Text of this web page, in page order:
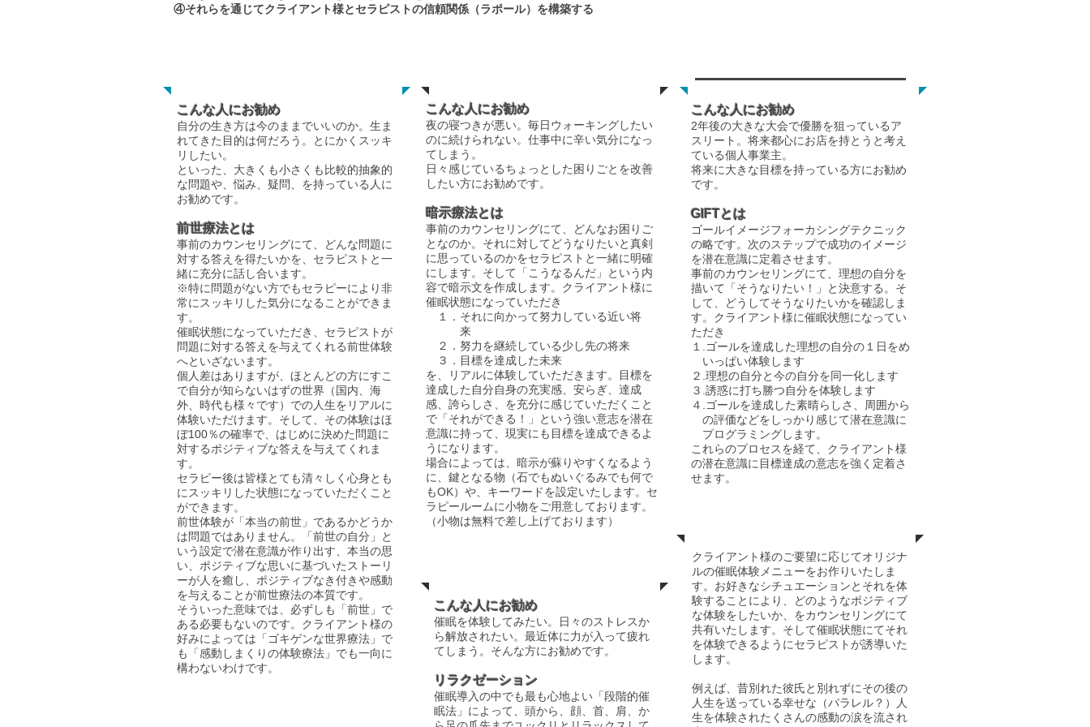
④それらを通じてクライアント様とセラピストの信頼関係（ラポール）を構築する
こんな人にお勧め
自分の生き方は今のままでいいのか。生ま
れてきた目的は何だろう。とにかくスッキ
リしたい。
といった、大きくも小さくも比較的抽象的
な問題や、悩み、疑問、を持っている人に
お勧めです。
前世療法とは
事前のカウンセリングにて、どんな問題に
対する答えを得たいかを、セラピストと一
緒に充分に話し合います。
※特に問題がない方でもセラピーにより非
常にスッキリした気分になることができま
す。
催眠状態になっていただき、セラピストが
問題に対する答えを与えてくれる前世体験
へといざないます。
個人差はありますが、ほとんどの方にすこ
で自分が知らないはずの世界（国内、海
外、時代も様々です）での人生をリアルに
体験いただけます。そして、その体験はほ
ぼ100％の確率で、はじめに決めた問題に
対するポジティブな答えを与えてくれま
す。
セラピー後は皆様とても清々しく心身とも
にスッキリした状態になっていただくこと
ができます。
前世体験が「本当の前世」であるかどうか
は問題ではありません。「前世の自分」と
いう設定で潜在意識が作り出す、本当の思
い、ポジティブな思いに基づいたストーリ
ーが人を癒し、ポジティブなき付きや感動
を与えることが前世療法の本質です。
​そういった意味では、必ずしも「前世」で
ある必要もないのです。クライアント様の
好みによっては「ゴキゲンな世界療法」で
も「感動しまくりの体験療法」でも一向に
構わないわけです。
こんな人にお勧め
夜の寝つきが悪い。毎日ウォーキングしたい
のに続けられない。仕事中に辛い気分になっ
てしまう。
日々感じているちょっとした困りごとを改善
したい方にお勧めです。
暗示療法とは
事前のカウンセリングにて、どんなお困りご
となのか。それに対してどうなりたいと真剣
に思っているのかをセラピストと一緒に明確
にします。そして「こうなるんだ」という内
容で暗示文を作成します。クライアント様に
催眠状態になっていただき
１．それに向かって努力している近い将
来
２．努力を継続している少し先の将来
３．目標を達成した未来
を、リアルに体験していただきます。目標を
達成した自分自身の充実感、安らぎ、達成
感、誇らしさ、を充分に感じていただくこと
で「それができる！」という強い意志を潜在
意識に持って、現実にも目標を達成できるよ
うになります。
​場合によっては、暗示が蘇りやすくなるよう
に、鍵となる物（石でもぬいぐるみでも何で
もOK）や、キーワードを設定いたします。セ
ラピールームに小物をご用意しております。
（小物は無料で差し上げております）
こんな人にお勧め
催眠を体験してみたい。日々のストレスか
ら解放されたい。最近体に力が入って疲れ
てしまう。そんな方にお勧めです。
リラクゼーション
催眠導入の中でも最も心地よい「段階的催
眠法」によって、頭から、顔、首、肩、か
こんな人にお勧め
2年後の大きな大会で優勝を狙っているア
スリート。将来都心にお店を持とうと考え
ている個人事業主。
将来に大きな目標を持っている方にお勧め
です。
GIFTとは
ゴールイメージフォーカシングテクニック
の略です。次のステップで成功のイメージ
を潜在意識に定着させます。
事前のカウンセリングにて、理想の自分を
描いて「そうなりたい！」と決意する。そ
して、どうしてそうなりたいかを確認しま
す。クライアント様に催眠状態になってい
ただき
１.ゴールを達成した理想の自分の１日をめ
いっぱい体験します
２.理想の自分と今の自分を同一化します
３.誘惑に打ち勝つ自分を体験します
４.ゴールを達成した素晴らしさ、周囲から
の評価などをしっかり感じて潜在意識に
プログラミングします。
これらのプロセスを経て、クライアント様
の潜在意識に目標達成の意志を強く定着さ
せます。
​クライアント様のご要望に応じてオリジナ
ルの催眠体験メニューをお作りいたしま
す。お好きなシチュエーションとそれを体
験することにより、どのようなポジティブ
な体験をしたいか、をカウンセリングにて
共有いたします。そして催眠状態にてそれ
を体験できるようにセラピストが誘導いた
します。
例えば、昔別れた彼氏と別れずにその後の
人生を送っている幸せな（パラレル？）人
生を体験されたくさんの感動の涙を流され